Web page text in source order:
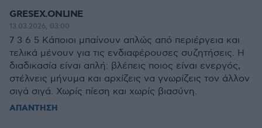
GRESEX.ONLINE
13.03.2026, 03:00
7 3 6 5 Κάποιοι μπαίνουν απλώς από περιέργεια και
τελικά μένουν για τις ενδιαφέρουσες συζητήσεις. Η
διαδικασία είναι απλή: βλέπεις ποιος είναι ενεργός,
στέλνεις μήνυμα και αρχίζεις να γνωρίζεις τον άλλον
σιγά σιγά. Χωρίς πίεση και χωρίς βιασύνη.
ΑΠΑΝΤΗΣΗ